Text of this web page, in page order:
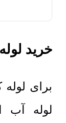
خرید
برای
لوله آب